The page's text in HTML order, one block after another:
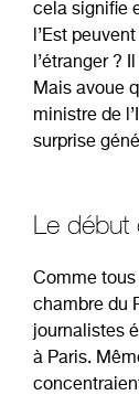
cela signifie
l’Est
l’étranger ?
Mais avoue
ministre de
surprise
Le début
Comme
chambre du
journalistes
à Paris.